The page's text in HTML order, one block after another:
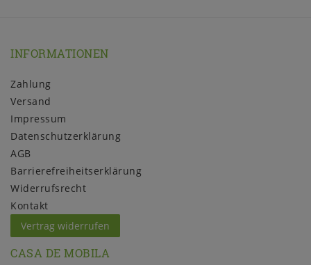
INFORMATIONEN
Zahlung
Versand
Impressum
Daten­schutz­erklärung
AGB
Barrierefreiheitserklärung
Widerrufs­recht
Kontakt
Vertrag widerrufen
CASA DE MOBILA